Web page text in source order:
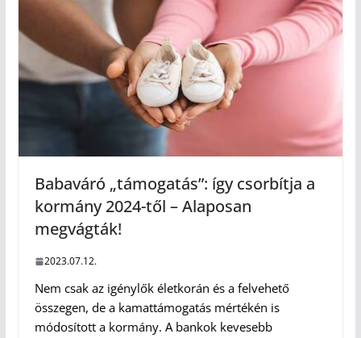
Babaváró „támogatás”: így csorbítja a
kormány 2024-től – Alaposan
megvágták!
2023.07.12.
Nem csak az igénylők életkorán és a felvehető
összegen, de a kamattámogatás mértékén is
módosított a kormány. A bankok kevesebb